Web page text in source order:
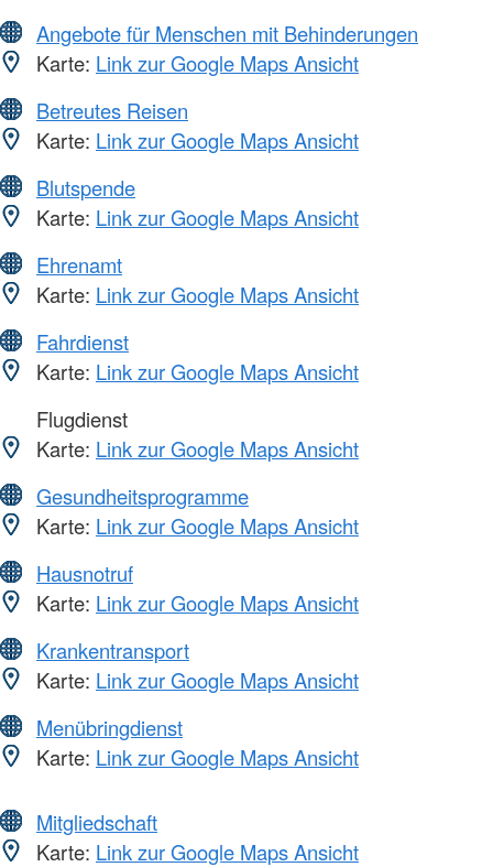
Angebote für Menschen mit Behinderungen
Karte: Link zur Google Maps Ansicht
Betreutes Reisen
Karte: Link zur Google Maps Ansicht
Blutspende
Karte: Link zur Google Maps Ansicht
Ehrenamt
Karte: Link zur Google Maps Ansicht
Fahrdienst
Karte: Link zur Google Maps Ansicht
Flugdienst
Karte: Link zur Google Maps Ansicht
Gesundheitsprogramme
Karte: Link zur Google Maps Ansicht
Hausnotruf
Karte: Link zur Google Maps Ansicht
Krankentransport
Karte: Link zur Google Maps Ansicht
Menübringdienst
Karte: Link zur Google Maps Ansicht
Mitgliedschaft
Karte: Link zur Google Maps Ansicht